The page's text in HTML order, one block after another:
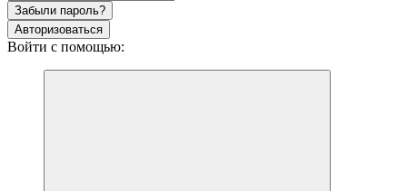
Забыли пароль?
Авторизоваться
Войти с помощью: